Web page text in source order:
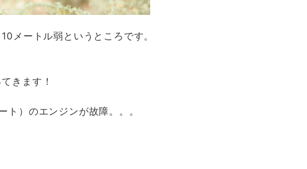
メートル弱というところです。
きます！
ト）のエンジンが故障。。。